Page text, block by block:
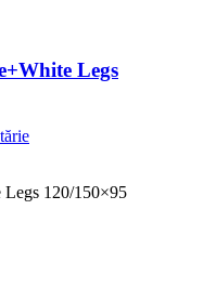
Legs
120/150×95